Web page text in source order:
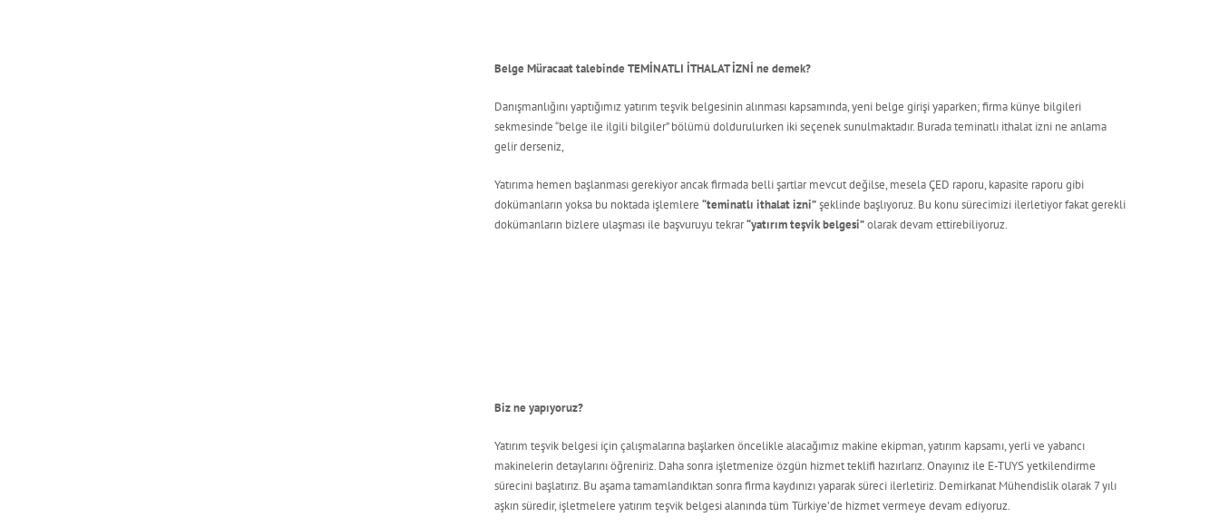
Belge Müracaat talebinde TEMİNATLI İTHALAT İZNİ ne demek?
Danışmanlığını yaptığımız yatırım teşvik belgesinin alınması kapsamında, yeni belge girişi yaparken; firma künye bilgileri
sekmesinde “belge ile ilgili bilgiler” bölümü doldurulurken iki seçenek sunulmaktadır. Burada teminatlı ithalat izni ne anlama
gelir derseniz,
Yatırıma hemen başlanması gerekiyor ancak firmada belli şartlar mevcut değilse, mesela ÇED raporu, kapasite raporu gibi
dokümanların yoksa bu noktada işlemlere“teminatlı ithalat izni”şeklinde başlıyoruz. Bu konu sürecimizi ilerletiyor fakat gerekli
dokümanların bizlere ulaşması ile başvuruyu tekrar“yatırım teşvik belgesi”olarak devam ettirebiliyoruz.
Biz ne yapıyoruz?
Yatırım teşvik belgesi için çalışmalarına başlarken öncelikle alacağımız makine ekipman, yatırım kapsamı, yerli ve yabancı
makinelerin detaylarını öğreniriz. Daha sonra işletmenize özgün hizmet teklifi hazırlarız. Onayınız ile E-TUYS yetkilendirme
sürecini başlatırız. Bu aşama tamamlandıktan sonra firma kaydınızı yaparak süreci ilerletiriz. Demirkanat Mühendislik olarak 7 yılı
aşkın süredir, işletmelere yatırım teşvik belgesi alanında tüm Türkiye’de hizmet vermeye devam ediyoruz.